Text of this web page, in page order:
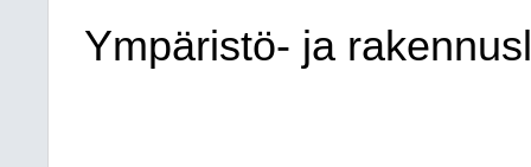
Ympäristö- ja